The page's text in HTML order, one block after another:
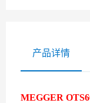
产品详情
MEGGER